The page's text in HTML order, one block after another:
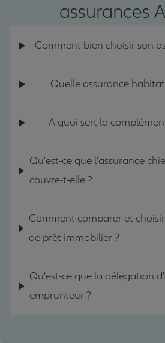
assurances
Comment bien choisir son
Quelle assurance
A quoi sert la
Qu'est-ce que l'assurance
couvre-t-elle ?
Comment comparer et
de prêt immobilier ?
Qu'est-ce que la délégation
emprunteur ?